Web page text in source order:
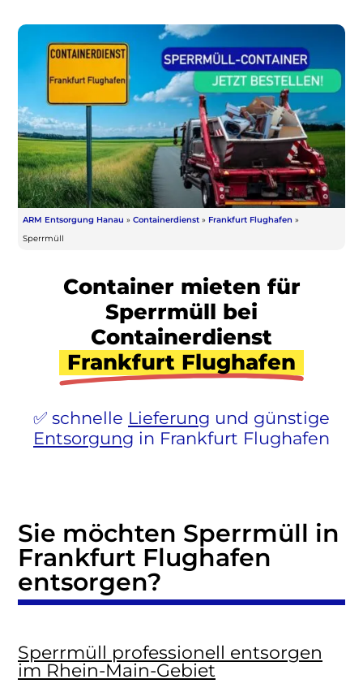
ARM Entsorgung Hanau » Containerdienst » Frankfurt Flughafen »
Sperrmüll
Container mieten für
Sperrmüll bei
Containerdienst
Frankfurt Flughafen
schnelle Lieferung und günstige
Entsorgung in Frankfurt Flughafen
Sie möchten Sperrmüll in
Frankfurt Flughafen
entsorgen?
Sperrmüll professionell entsorgen
im Rhein-Main-Gebiet